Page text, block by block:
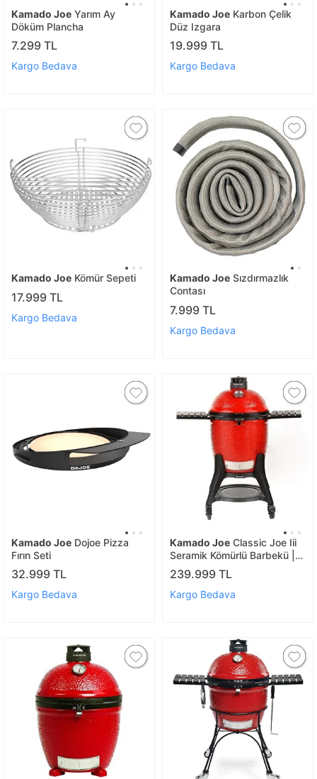
Kamado Joe Yarım Ay
Döküm Plancha
7.299 TL
Kargo Bedava
Kamado Joe Karbon Çelik
Düz Izgara
19.999 TL
Kargo Bedava
Kamado Joe Kömür Sepeti
17.999 TL
Kargo Bedava
Kamado Joe Sızdırmazlık
Contası
7.999 TL
Kargo Bedava
Kamado Joe Dojoe Pizza
Fırın Seti
32.999 TL
Kargo Bedava
Kamado Joe Classic Joe Iii
Seramik Kömürlü Barbekü |
Kömürlü Mangal
239.999 TL
Kargo Bedava